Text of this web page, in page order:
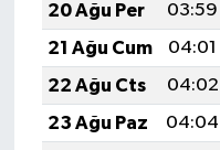
20 Ağu Per
03:59
21 Ağu Cum
04:01
22 Ağu Cts
04:02
23 Ağu Paz
04:04